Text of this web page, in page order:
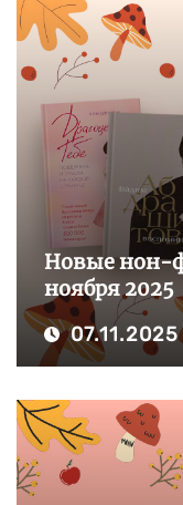
Новые нон-
ноября 2025
07.11.2025